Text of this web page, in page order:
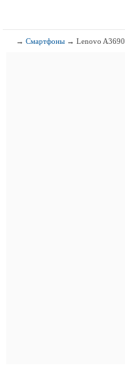
→Смартфоны → Lenovo A3690